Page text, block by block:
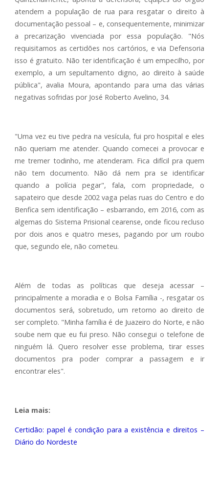
atendem a população de rua para resgatar o direito à
documentação pessoal – e, consequentemente, minimizar
a precarização vivenciada por essa população. "Nós
requisitamos as certidões nos cartórios, e via Defensoria
isso é gratuito. Não ter identificação é um empecilho, por
exemplo, a um sepultamento digno, ao direito à saúde
pública", avalia Moura, apontando para uma das várias
negativas sofridas por José Roberto Avelino, 34.
"Uma vez eu tive pedra na vesícula, fui pro hospital e eles
não queriam me atender. Quando comecei a provocar e
me tremer todinho, me atenderam. Fica difícil pra quem
não tem documento. Não dá nem pra se identificar
quando a polícia pegar", fala, com propriedade, o
sapateiro que desde 2002 vaga pelas ruas do Centro e do
Benfica sem identificação – esbarrando, em 2016, com as
algemas do Sistema Prisional cearense, onde ficou recluso
por dois anos e quatro meses, pagando por um roubo
que, segundo ele, não cometeu.
Além de todas as políticas que deseja acessar –
principalmente a moradia e o Bolsa Família -, resgatar os
documentos será, sobretudo, um retorno ao direito de
ser completo. "Minha família é de Juazeiro do Norte, e não
soube nem que eu fui preso. Não consegui o telefone de
ninguém lá. Quero resolver esse problema, tirar esses
documentos pra poder comprar a passagem e ir
encontrar eles".
Leia mais:
Certidão: papel é condição para a existência e direitos –
Diário do Nordeste